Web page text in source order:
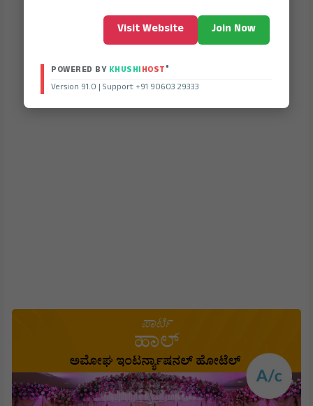
Visit Website Join Now
POWERED BY KHUSHIHOST®
Version 91.0 | Support +91 90603 29333